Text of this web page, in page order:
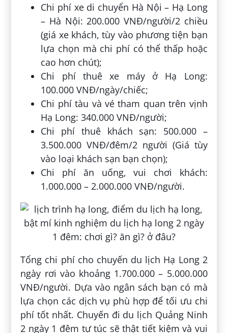
Chi phí xe di chuyển Hà Nội – Hạ Long
– Hà Nội: 200.000 VNĐ/người/2 chiều
(giá xe khách, tùy vào phương tiện bạn
lựa chọn mà chi phí có thể thấp hoặc
cao hơn chút);
Chi phí thuê xe máy ở Hạ Long:
100.000 VNĐ/ngày/chiếc;
Chi phí tàu và vé tham quan trên vịnh
Hạ Long: 340.000 VNĐ/người;
Chi phí thuê khách sạn: 500.000 –
3.500.000 VNĐ/đêm/2 người (Giá tùy
vào loại khách sạn bạn chọn);
Chi phí ăn uống, vui chơi khách:
1.000.000 – 2.000.000 VNĐ/người.
Tổng chi phí cho chuyến du lịch Hạ Long 2
ngày rơi vào khoảng 1.700.000 – 5.000.000
VNĐ/người. Dựa vào ngân sách bạn có mà
lựa chọn các dịch vụ phù hợp để tối ưu chi
phí tốt nhất. Chuyến đi du lịch Quảng Ninh
2 ngày 1 đêm tự túc sẽ thật tiết kiệm và vui